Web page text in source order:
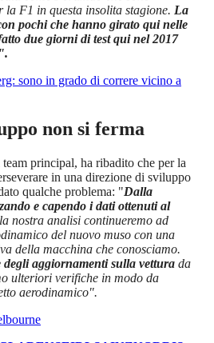
la F1 in questa insolita stagione. La
pochi che hanno girato qui nelle
due giorni di test qui nel 2017
sono in grado di correre vicino a
non si ferma
principal, ha ribadito che per la
in una direzione di sviluppo
qualche problema: "Dalla
e capendo i dati ottenuti al
nostra analisi continueremo ad
del nuovo muso con una
della macchina che conosciamo.
aggiornamenti sulla vettura da
ulteriori verifiche in modo da
aerodinamico".